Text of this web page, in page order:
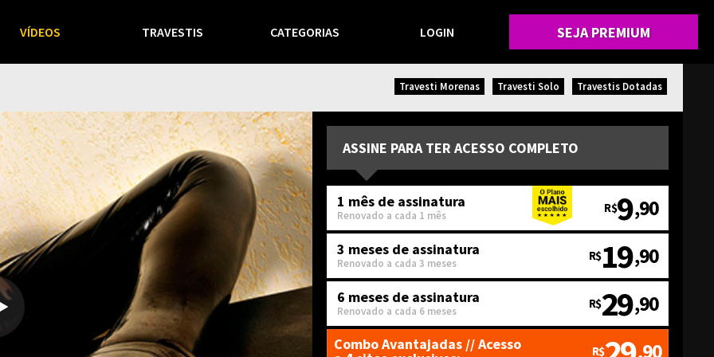
VÍDEOS TRAVESTIS CATEGORIAS LOGIN SEJA PREMIUM
Travesti Morenas Travesti Solo Travestis Dotadas
ASSINE PARA TER ACESSO COMPLETO
1 mês de assinatura
Renovado a cada 1 mês R$9,90
3 meses de assinatura
Renovado a cada 3 meses R$19,90
6 meses de assinatura
Renovado a cada 6 meses R$29,90
Combo Avantajadas // Acesso R$ ,90